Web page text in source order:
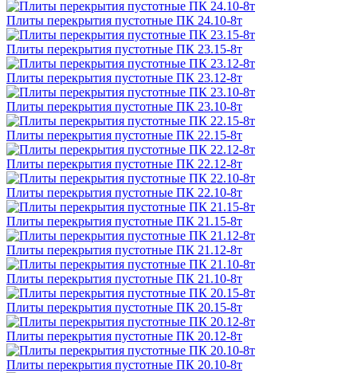
Плиты перекрытия пустотные ПК 24.10-8т
Плиты перекрытия пустотные ПК 23.15-8т
Плиты перекрытия пустотные ПК 23.12-8т
Плиты перекрытия пустотные ПК 23.10-8т
Плиты перекрытия пустотные ПК 22.15-8т
Плиты перекрытия пустотные ПК 22.12-8т
Плиты перекрытия пустотные ПК 22.10-8т
Плиты перекрытия пустотные ПК 21.15-8т
Плиты перекрытия пустотные ПК 21.12-8т
Плиты перекрытия пустотные ПК 21.10-8т
Плиты перекрытия пустотные ПК 20.15-8т
Плиты перекрытия пустотные ПК 20.12-8т
Плиты перекрытия пустотные ПК 20.10-8т